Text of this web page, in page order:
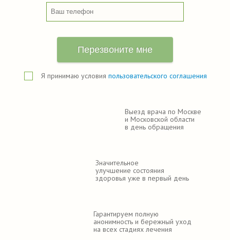
Перезвоните мне
Я принимаю условия пользовательского соглашения
Выезд врача по Москве
и Московской области
в день обращения
Значительное
улучшение состояния
здоровья уже в первый день
Гарантируем полную
анонимность и бережный уход
на всех стадиях лечения